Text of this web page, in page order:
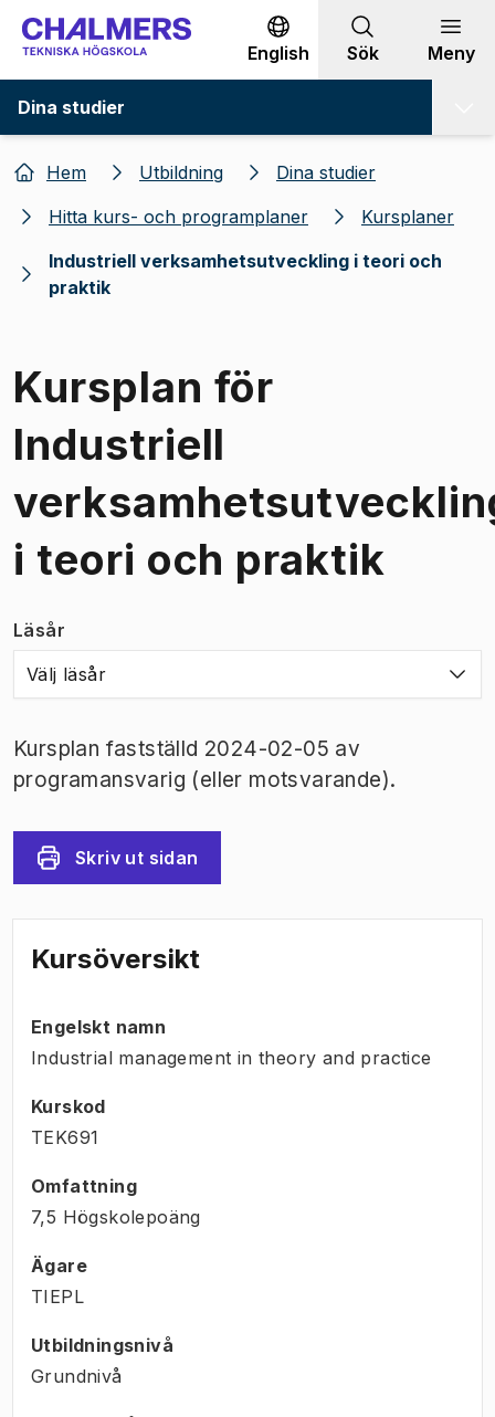
Gå till innehållet
English Sök Meny
Dina studier
Hem Utbildning
Dina studier
Hitta kurs- och programplaner
Kursplaner
Industriell verksamhetsutveckling i teori och
praktik
Kursplan för
Industriell
i teori och praktik
Läsår
Välj läsår
Kursplan fastställd 2024-02-05 av
programansvarig (eller motsvarande).
Skriv ut sidan
Kursöversikt
Engelskt namn
Industrial management in theory and practice
Kurskod
TEK691
Omfattning
7,5 Högskolepoäng
Ägare
TIEPL
Utbildningsnivå
Grundnivå